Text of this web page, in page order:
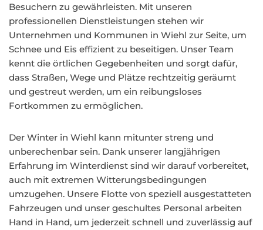
Besuchern zu gewährleisten. Mit unseren
professionellen Dienstleistungen stehen wir
Unternehmen und Kommunen in Wiehl zur Seite, um
Schnee und Eis effizient zu beseitigen. Unser Team
kennt die örtlichen Gegebenheiten und sorgt dafür,
dass Straßen, Wege und Plätze rechtzeitig geräumt
und gestreut werden, um ein reibungsloses
Fortkommen zu ermöglichen.
Der Winter in Wiehl kann mitunter streng und
unberechenbar sein. Dank unserer langjährigen
Erfahrung im Winterdienst sind wir darauf vorbereitet,
auch mit extremen Witterungsbedingungen
umzugehen. Unsere Flotte von speziell ausgestatteten
Fahrzeugen und unser geschultes Personal arbeiten
Hand in Hand, um jederzeit schnell und zuverlässig auf